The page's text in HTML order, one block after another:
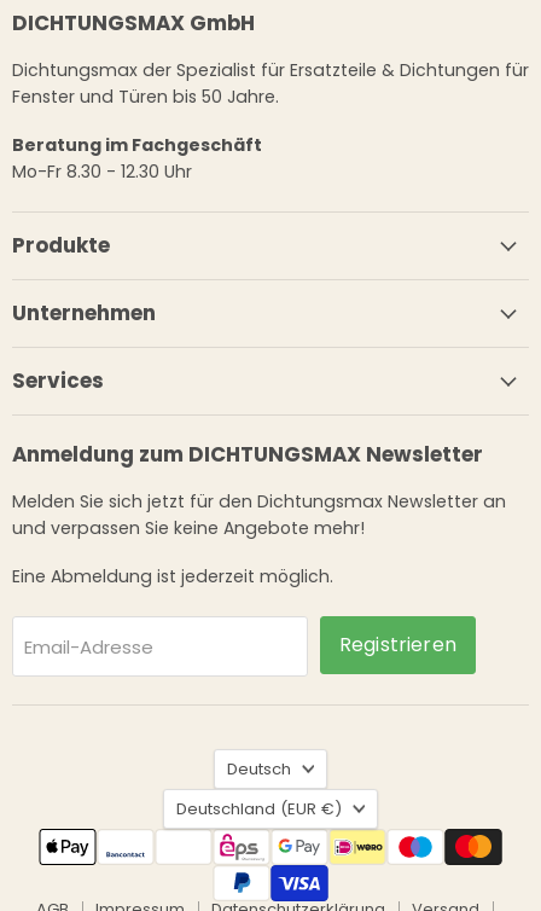
DICHTUNGSMAX GmbH
Dichtungsmax der Spezialist für Ersatzteile & Dichtungen für
Fenster und Türen bis 50 Jahre.
Beratung im Fachgeschäft
Mo-Fr 8.30 - 12.30 Uhr
Produkte
Unternehmen
Services
Anmeldung zum DICHTUNGSMAX Newsletter
Melden Sie sich jetzt für den Dichtungsmax Newsletter an
und verpassen Sie keine Angebote mehr!
Eine Abmeldung ist jederzeit möglich.
Email-Adresse Registrieren
Sprache
Deutsch
Land
Deutschland (EUR €)